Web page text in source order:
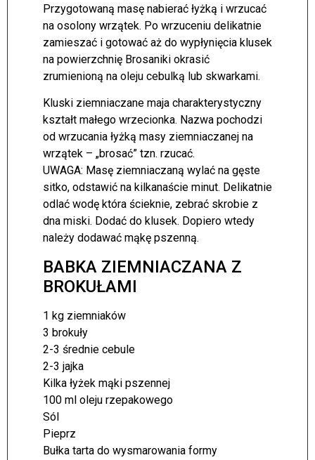
Przygotowaną masę nabierać łyżką i wrzucać
na osolony wrzątek. Po wrzuceniu delikatnie
zamieszać i gotować aż do wypłynięcia klusek
na powierzchnię Brosaniki okrasić
zrumienioną na oleju cebulką lub skwarkami.
Kluski ziemniaczane maja charakterystyczny
kształt małego wrzecionka. Nazwa pochodzi
od wrzucania łyżką masy ziemniaczanej na
wrzątek – „brosać” tzn. rzucać.
UWAGA: Masę ziemniaczaną wylać na gęste
sitko, odstawić na kilkanaście minut. Delikatnie
odlać wodę która ścieknie, zebrać skrobie z
dna miski. Dodać do klusek. Dopiero wtedy
należy dodawać mąkę pszenną.
BABKA ZIEMNIACZANA Z
BROKUŁAMI
1 kg ziemniaków
3 brokuły
2-3 średnie cebule
2-3 jajka
Kilka łyżek mąki pszennej
100 ml oleju rzepakowego
Sól
Pieprz
Bułka tarta do wysmarowania formy